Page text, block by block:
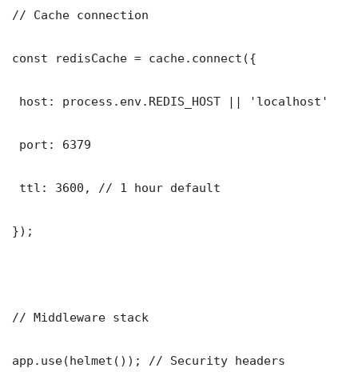
// Cache connection
const redisCache = cache.connect({
host: process.env.REDIS_HOST || 'localhost'
port: 6379
ttl: 3600, // 1 hour default
});
// Middleware stack
app.use(helmet()); // Security headers